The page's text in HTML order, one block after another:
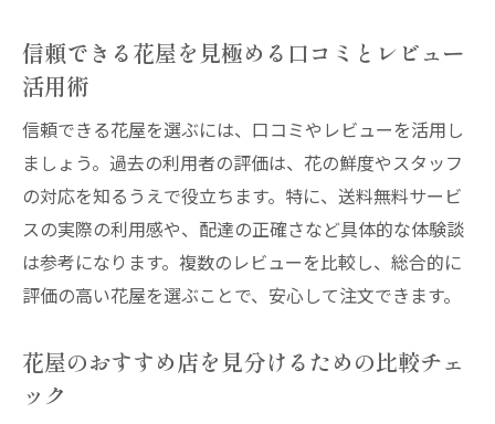
花屋の送料無料サービスは贈答用にも最適
花屋の配達無料体験を活かしたプレゼント
選び
観葉植物も送料無料で楽しめる花屋の提案
花屋のギフト注文で気を付けたい送料無料
条件
花屋で実際に送料無料を利用した体験談を
安くて安心な西宮の花屋サービス徹底解説
信頼できる花屋を見極める口コミとレビュー
活用術
信頼できる花屋を選ぶには、口コミやレビューを活用し
ましょう。過去の利用者の評価は、花の鮮度やスタッフ
の対応を知るうえで役立ちます。特に、送料無料サービ
スの実際の利用感や、配達の正確さなど具体的な体験談
は参考になります。複数のレビューを比較し、総合的に
評価の高い花屋を選ぶことで、安心して注文できます。
花屋のおすすめ店を見分けるための比較チェ
ック